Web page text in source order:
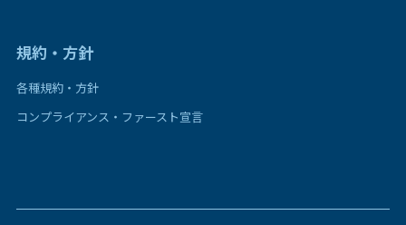
規約・方針
各種規約・方針
コンプライアンス・ファースト宣言